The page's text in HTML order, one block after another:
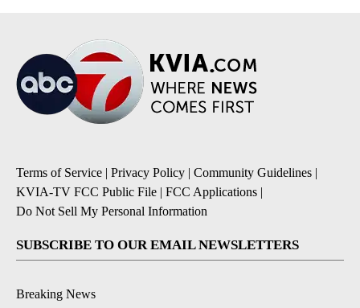
Terms of Service | Privacy Policy | Community Guidelines |
KVIA-TV FCC Public File | FCC Applications |
Do Not Sell My Personal Information
SUBSCRIBE TO OUR EMAIL NEWSLETTERS
Breaking News